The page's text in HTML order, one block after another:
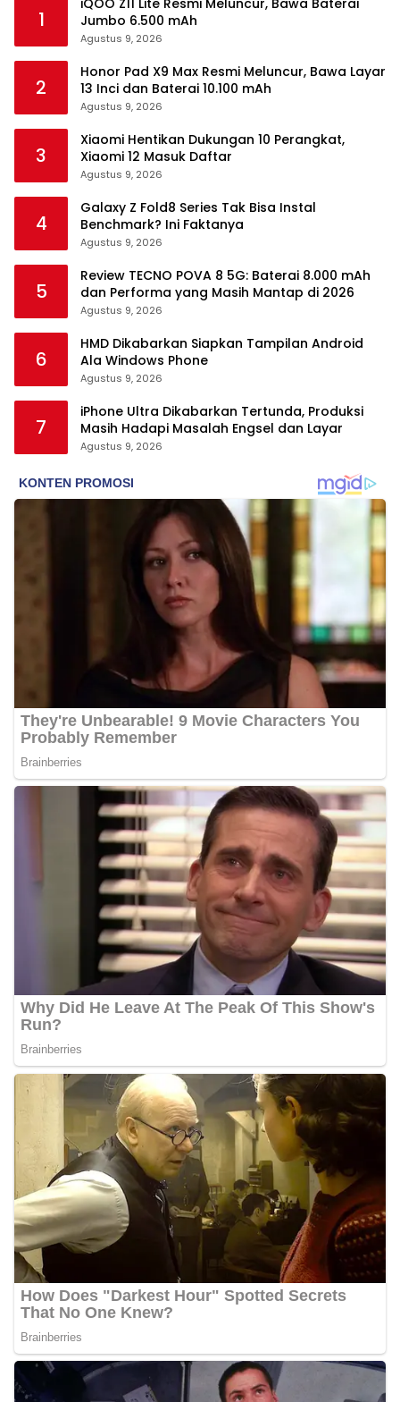
1
Jumbo 6.500 mAh
Agustus 9, 2026
2
Honor Pad X9 Max Resmi Meluncur, Bawa Layar
13 Inci dan Baterai 10.100 mAh
Agustus 9, 2026
3
Xiaomi Hentikan Dukungan 10 Perangkat,
Xiaomi 12 Masuk Daftar
Agustus 9, 2026
4
Galaxy Z Fold8 Series Tak Bisa Instal
Benchmark? Ini Faktanya
Agustus 9, 2026
5
Review TECNO POVA 8 5G: Baterai 8.000 mAh
dan Performa yang Masih Mantap di 2026
Agustus 9, 2026
6
HMD Dikabarkan Siapkan Tampilan Android
Ala Windows Phone
Agustus 9, 2026
7
iPhone Ultra Dikabarkan Tertunda, Produksi
Masih Hadapi Masalah Engsel dan Layar
Agustus 9, 2026